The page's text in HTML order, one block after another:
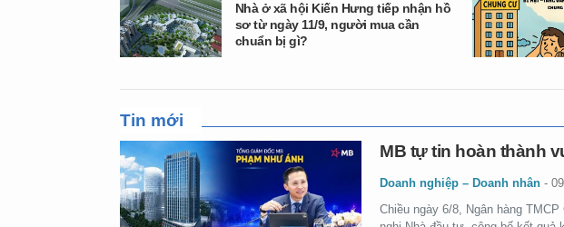
Nhà ở xã hội Kiến Hưng tiếp nhận hồ
sơ từ ngày 11/9, người mua cần
chuẩn bị gì?
Tin mới
MB tự tin hoàn thành
Doanh nghiệp – Doanh nhân -
Chiều ngày 6/8, Ngân hàng